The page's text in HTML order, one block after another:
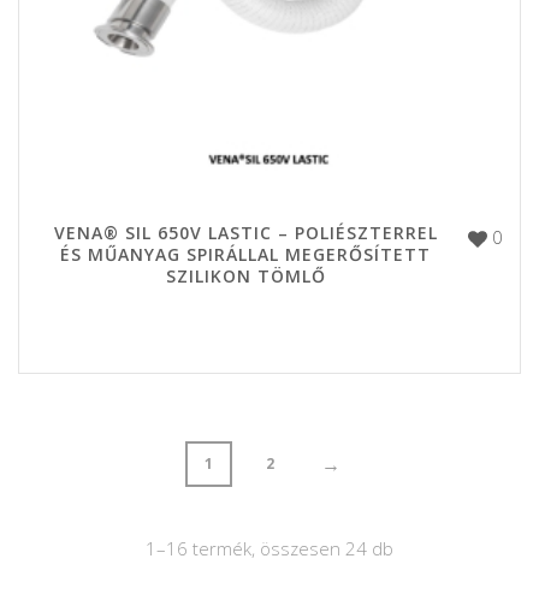
0
VENA® SIL 650V LASTIC – POLIÉSZTERREL
ÉS MŰANYAG SPIRÁLLAL MEGERŐSÍTETT
SZILIKON TÖMLŐ
1 2 →
1–16 termék, összesen 24 db